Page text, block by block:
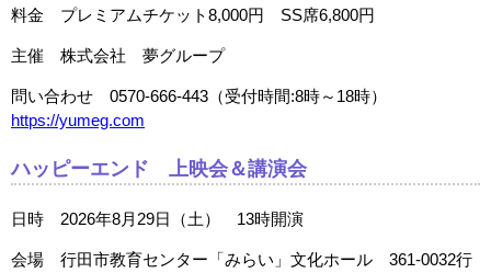
料金 プレミアムチケット8,000円 SS席6,800円
主催 株式会社 夢グループ
問い合わせ 0570-666-443（受付時間:8時～18時）
https://yumeg.com
ハッピーエンド 上映会＆講演会
日時 2026年8月29日（土） 13時開演
会場 行田市教育センター「みらい」文化ホール 361-0032行